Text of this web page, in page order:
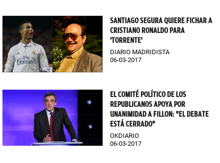
SANTIAGO SEGURA QUIERE FICHAR A
CRISTIANO RONALDO PARA
'TORRENTE'
DIARIO MADRIDISTA
06-03-2017
EL COMITÉ POLÍTICO DE LOS
REPUBLICANOS APOYA POR
UNANIMIDAD A FILLON: "EL DEBATE
ESTÁ CERRADO"
OKDIARIO
06-03-2017